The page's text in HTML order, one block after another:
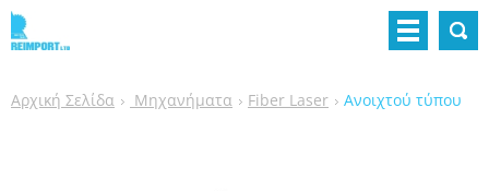
Αρχική Σελίδα Μηχανήματα Fiber Laser Ανοιχτού τύπου